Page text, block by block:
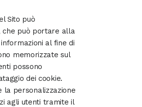
Sito può
che può portare alla
al fine di
memorizzate sul
possono
dei cookie.
la personalizzazione
agli utenti tramite il